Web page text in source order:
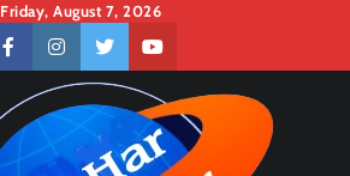
Friday, August 7, 2026
facebookinstagramtwitteryoutube